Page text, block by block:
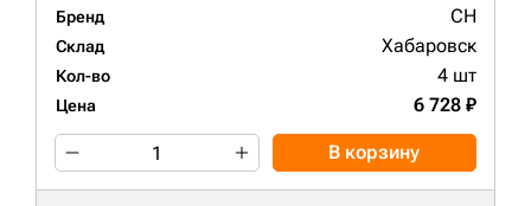
Бренд CH
Склад Хабаровск
Кол-во 4 шт
Цена 6 728 ₽
В корзину